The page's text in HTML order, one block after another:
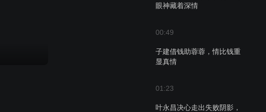
眼神藏着深情
00:49
子建借钱助蓉蓉，情比钱重
显真情
01:23
叶永昌决心走出失败阴影，